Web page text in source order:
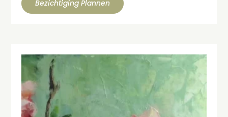
Bezichtiging Plannen